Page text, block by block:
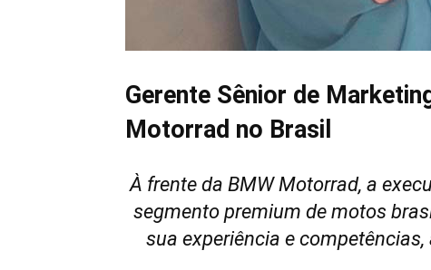
Gerente Sênior de
Motorrad no Brasil
À frente da BMW Motorrad, a
segmento premium de motos
sua experiência e